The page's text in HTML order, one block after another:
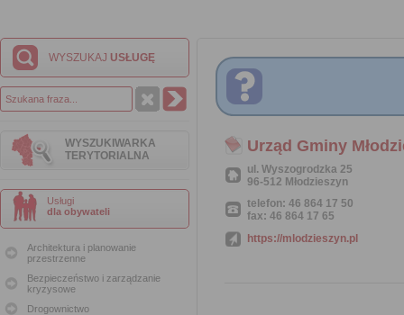
WYSZUKAJ USŁUGĘ
WYSZUKIWARKA
TERYTORIALNA
Usługi
dla obywateli
Architektura i planowanie
przestrzenne
Bezpieczeństwo i zarządzanie
kryzysowe
Drogownictwo
Urząd Gminy
ul. Wyszogrodzka 25
96-512 Młodzieszyn
telefon: 46 864 17 50
fax: 46 864 17 65
https://mlodzieszyn.pl